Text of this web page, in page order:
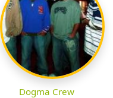
Dogma Crew